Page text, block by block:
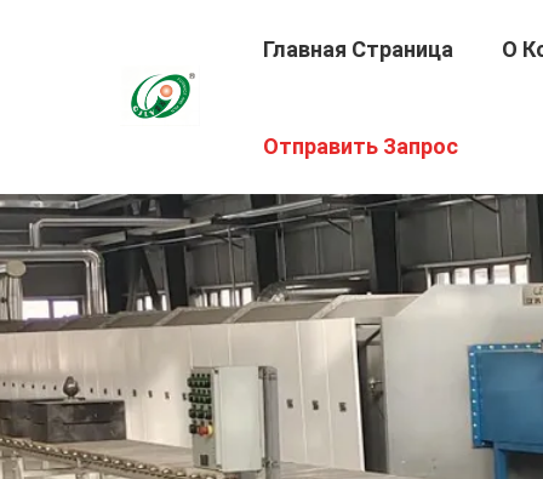
Главная Страница О
Отправить Запрос